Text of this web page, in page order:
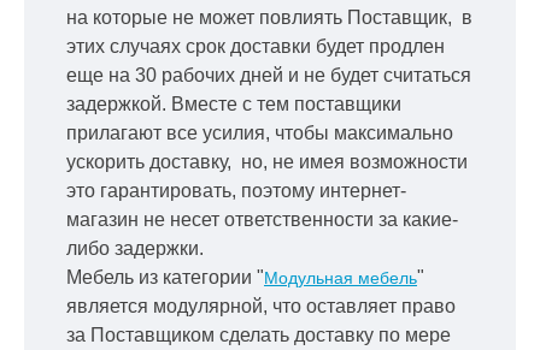
на которые не может повлиять Поставщик, в
этих случаях срок доставки будет продлен
еще на 30 рабочих дней и не будет считаться
задержкой. Вместе с тем поставщики
прилагают все усилия, чтобы максимально
ускорить доставку, но, не имея возможности
это гарантировать, поэтому интернет-
магазин не несет ответственности за какие-
либо задержки.
Мебель из категории "Модульная мебель"
является модулярной, что оставляет право
за Поставщиком сделать доставку по мере